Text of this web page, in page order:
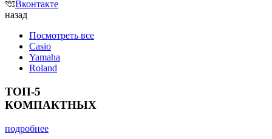
Вконтакте
назад
Посмотреть все
Casio
Yamaha
Roland
ТОП-5
КОМПАКТНЫХ
подробнее